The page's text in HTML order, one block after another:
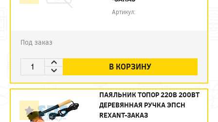
Артикул:
Под заказ
В КОРЗИНУ
ПАЯЛЬНИК ТОПОР 220В 200ВТ
ДЕРЕВЯННАЯ РУЧКА ЭПСН
REXANT-ЗАКАЗ